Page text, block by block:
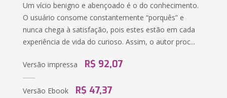
Um vício benigno e abençoado é o do conhecimento.
O usuário consome constantemente “porquês” e
nunca chega à satisfação, pois estes estão em cada
experiência de vida do curioso. Assim, o autor proc...
Versão impressa R$ 92,07
Versão Ebook R$ 47,37